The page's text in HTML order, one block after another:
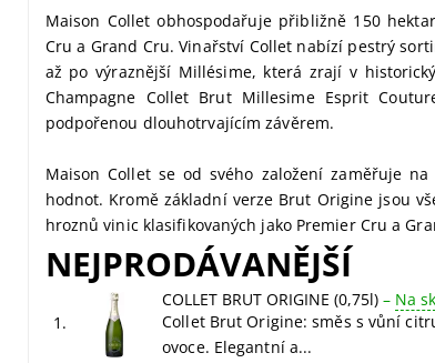
Maison Collet obhospodařuje přibližně 150
Cru a Grand Cru. Vinařství Collet nabízí pestrý
až po výraznější Millésime, která zrají v
Champagne Collet Brut Millesime Esprit
podpořenou dlouhotrvajícím závěrem.
Maison Collet se od svého založení zaměřuje
hodnot. Kromě základní verze Brut Origine jsou
hroznů vinic klasifikovaných jako Premier Cru a
NEJPRODÁVANĚJŠÍ
1.
COLLET BRUT ORIGINE (0,75l)– Na
Collet Brut Origine: směs s vůní
ovoce. Elegantní a...